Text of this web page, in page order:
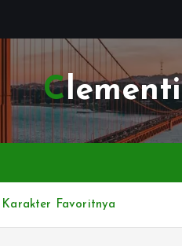
Clementi
Karakter Favoritnya